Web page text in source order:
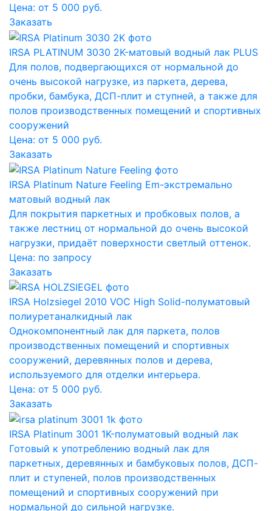
Цена: от 5 000 руб.
Заказать
IRSA PLATINUM 3030 2K-матовый водный лак PLUS
Для полов, подвергающихся от нормальной до
очень высокой нагрузке, из паркета, дерева,
пробки, бамбука, ДСП-плит и ступней, а также для
полов производственных помещений и спортивных
сооружений
Цена: от 5 000 руб.
Заказать
IRSA Platinum Nature Feeling Em-экстремально
матовый водный лак
Для покрытия паркетных и пробковых полов, а
также лестниц от нормальной до очень высокой
нагрузки, придаёт поверхности светлый оттенок.
Цена: по запросу
Заказать
IRSA Holzsiegel 2010 VOC High Solid-полуматовый
полиуретаналкидный лак
Однокомпонентный лак для паркета, полов
производственных помещений и спортивных
сооружений, деревянных полов и дерева,
используемого для отделки интерьера.
Цена: от 5 000 руб.
Заказать
IRSA Platinum 3001 1K-полуматовый водный лак
Готовый к употреблению водный лак для
паркетных, деревянных и бамбуковых полов, ДСП-
плит и ступеней, полов производственных
помещений и спортивных сооружений при
нормальной до сильной нагрузке.